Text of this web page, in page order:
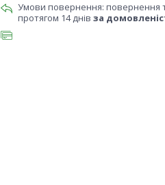
повернення
протягом 14 днів за